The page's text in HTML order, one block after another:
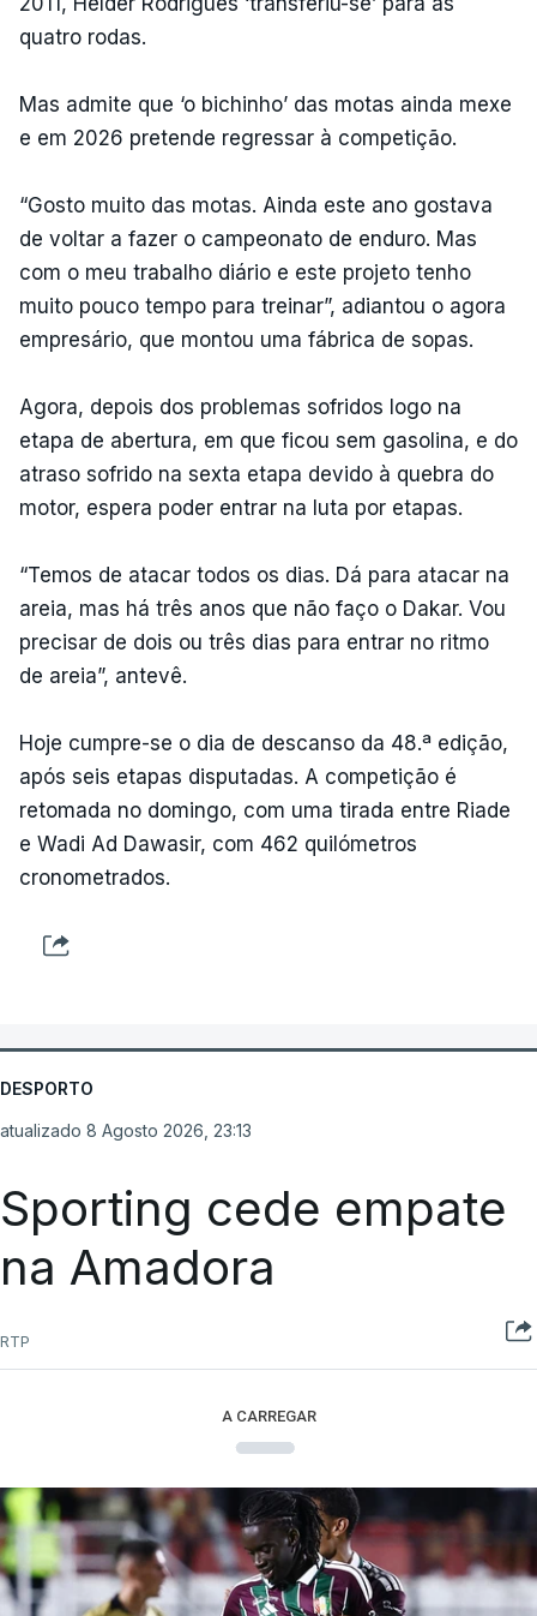
quatro rodas.
Mas admite que ‘o bichinho’ das motas ainda mexe
e em 2026 pretende regressar à competição.
“Gosto muito das motas. Ainda este ano gostava
de voltar a fazer o campeonato de enduro. Mas
com o meu trabalho diário e este projeto tenho
muito pouco tempo para treinar”, adiantou o agora
empresário, que montou uma fábrica de sopas.
Agora, depois dos problemas sofridos logo na
etapa de abertura, em que ficou sem gasolina, e do
atraso sofrido na sexta etapa devido à quebra do
motor, espera poder entrar na luta por etapas.
“Temos de atacar todos os dias. Dá para atacar na
areia, mas há três anos que não faço o Dakar. Vou
precisar de dois ou três dias para entrar no ritmo
de areia”, antevê.
Hoje cumpre-se o dia de descanso da 48.ª edição,
após seis etapas disputadas. A competição é
retomada no domingo, com uma tirada entre Riade
e Wadi Ad Dawasir, com 462 quilómetros
cronometrados.
DESPORTO
atualizado 8 Agosto 2026, 23:13
Sporting cede empate
na Amadora
RTP
A CARREGAR